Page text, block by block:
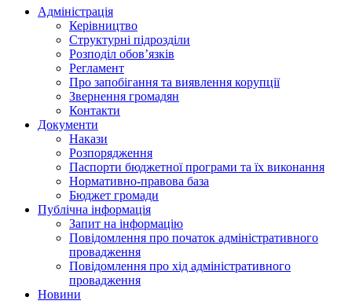
Адміністрація
Керівництво
Структурні підрозділи
Розподіл обов’язків
Регламент
Про запобігання та виявлення корупції
Звернення громадян
Контакти
Документи
Накази
Розпорядження
Паспорти бюджетної програми та їх виконання
Нормативно-правова база
Бюджет громади
Публічна інформація
Запит на інформацію
Повідомлення про початок адміністративного
провадження
Повідомлення про хід адміністративного
провадження
Новини